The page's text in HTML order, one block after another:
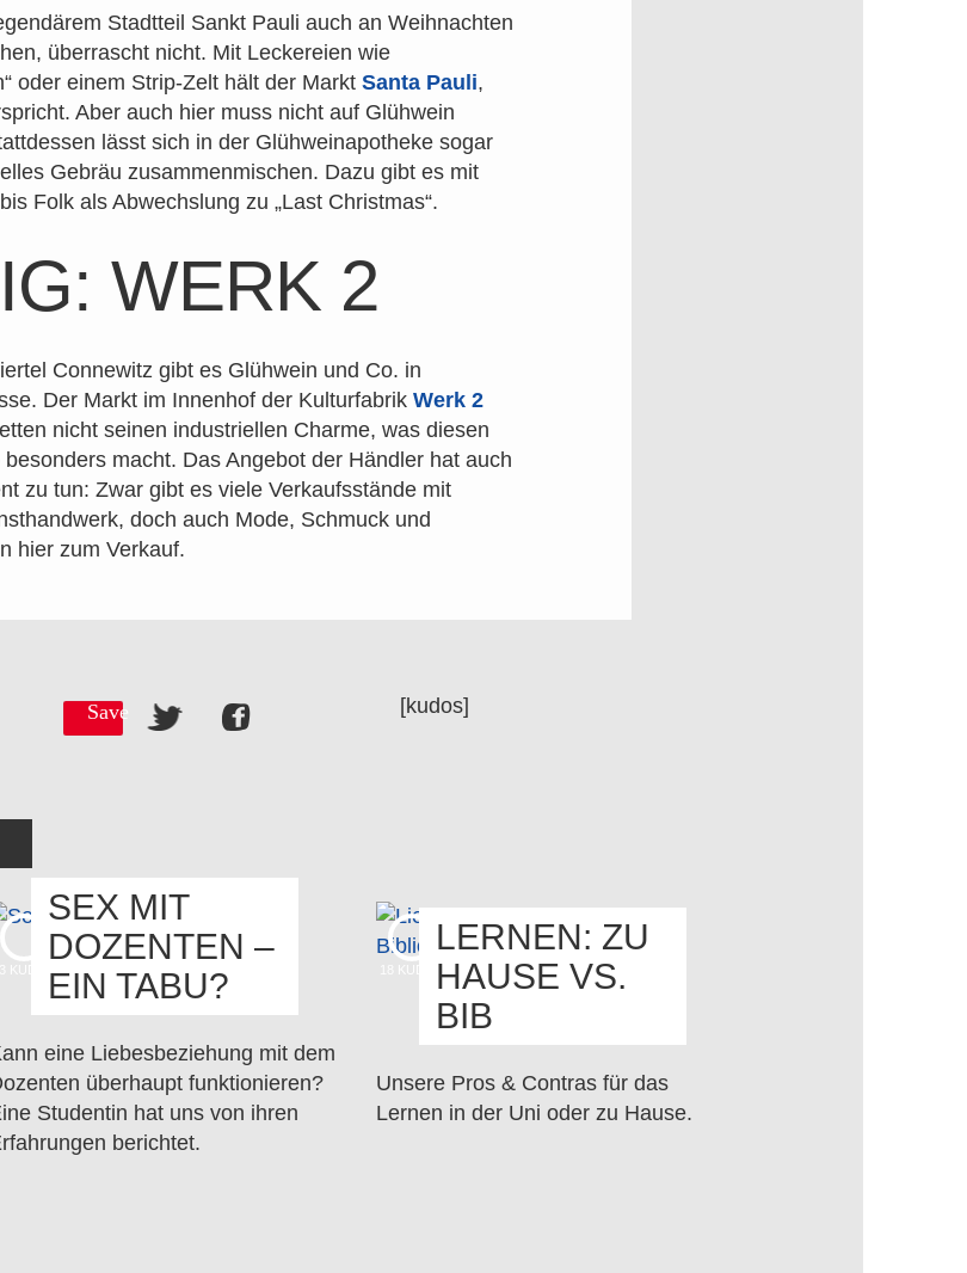
Stadtteil Sankt Pauli auch an Weihnachten
überrascht nicht. Mit Leckereien wie
oder einem Strip-Zelt hält der Markt Santa Pauli,
Aber auch hier muss nicht auf Glühwein
lässt sich in der Glühweinapotheke sogar
Gebräu zusammenmischen. Dazu gibt es mit
Folk als Abwechslung zu „Last Christmas“.
WERK 2
Connewitz gibt es Glühwein und Co. in
Der Markt im Innenhof der Kulturfabrik Werk 2
nicht seinen industriellen Charme, was diesen
macht. Das Angebot der Händler hat auch
zu tun: Zwar gibt es viele Verkaufsstände mit
doch auch Mode, Schmuck und
hier zum Verkauf.
Save [kudos]
SEX MIT
DOZENTEN –
EIN TABU?
eine Liebesbeziehung mit dem
überhaupt funktionieren?
Studentin hat uns von ihren
berichtet.
LERNEN: ZU
HAUSE VS.
BIB
Unsere Pros & Contras für das
Lernen in der Uni oder zu Hause.